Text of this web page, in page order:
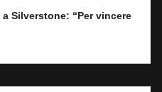
Silverstone: “Per vincere